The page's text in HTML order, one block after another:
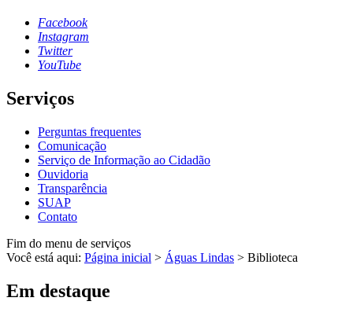
Facebook
Instagram
Twitter
YouTube
Serviços
Perguntas frequentes
Comunicação
Serviço de Informação ao Cidadão
Ouvidoria
Transparência
SUAP
Contato
Fim do menu de serviços
Você está aqui: Página inicial > Águas Lindas > Biblioteca
Em destaque